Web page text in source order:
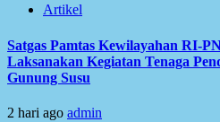
Artikel
Satgas Pamtas Kewilayahan RI-
Laksanakan Kegiatan Tenaga
Gunung Susu
2 hari ago admin